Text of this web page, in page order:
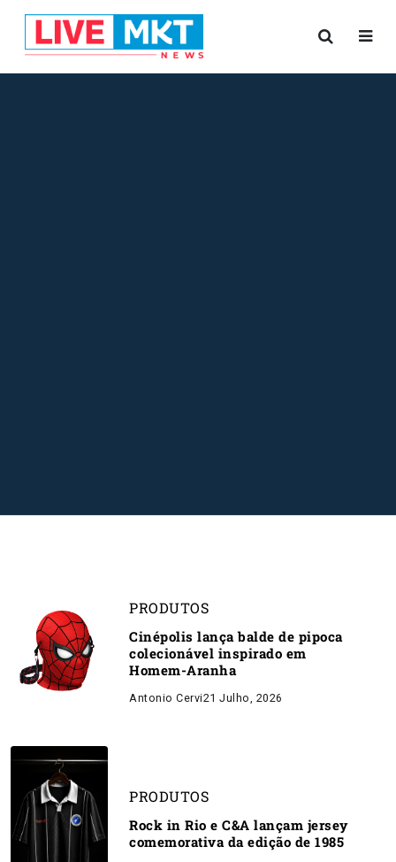
PRODUTOS
Cinépolis lança balde de pipoca
colecionável inspirado em
Homem-Aranha
Antonio Cervi21 Julho, 2026
PRODUTOS
Rock in Rio e C&A lançam jersey
comemorativa da edição de 1985